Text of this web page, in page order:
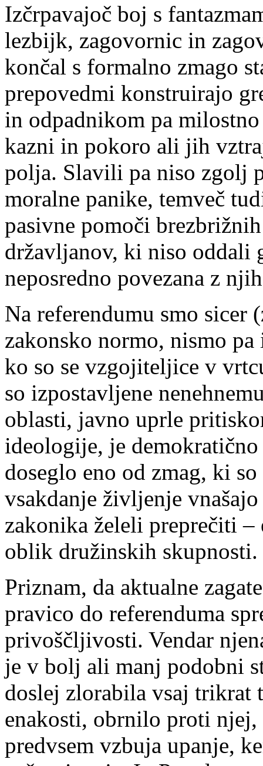
Izčrpavajoč boj s
lezbijk, zagovornic in
končal s formalno zmago
prepovedmi konstruirajo
in odpadnikom pa
kazni in pokoro ali jih
polja. Slavili pa niso zgolj
moralne panike, temveč
pasivne pomoči
državljanov, ki niso oddali
neposredno povezana z
Na referendumu smo sicer
zakonsko normo, nismo
ko so se vzgojiteljice v
so izpostavljene
oblasti, javno uprle
ideologije, je
doseglo eno od zmag, ki
vsakdanje življenje
zakonika želeli preprečiti –
oblik družinskih skupnosti.
Priznam, da aktualne
pravico do referenduma
privoščljivosti. Vendar
je v bolj ali manj podobni
doslej zlorabila vsaj trikrat
enakosti, obrnilo proti njej,
predvsem vzbuja upanje,